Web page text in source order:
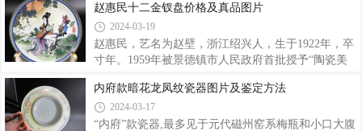
视写生，尤善以秃笔作粉彩山水。汪大沧对艺术的追
求是认真严格的，画任何一件作品，所要表现的题材
对象，他都要到生活中去感受和写生。他善于画浅
洗、盆、烛台、鱼缸等。小件器物丰富多彩，酒杯多
种多样，有套杯、卧足小杯、铃铛式小杯。形制较小
的器物有笔筒、冬瓜罐、鼻烟壶、鸟食罐等都较为新
颖，均为道光期间的典型器。新呈现形状像冬瓜
不是很精，进化论大小器皿方正锋芒清楚，线条不优
美，个别较蠢笨，瓶类上下份额不是很和谐，制造精
巧的器物很少。大清道光年制官窑瓷器底款图片赏
赵惠民十二金钗盘价格及真品图片
2024-03-19
赵惠民，艺名为赵壁，浙江绍兴人，生于1922年，卒
寸年。1959年被景德镇市人民政府首批授予“陶瓷美
江西分会会员，曾任景召镇市政协常委，景德镇市美
协理事。赵惠民习艺之初，以吴道子、仇英、周舫、
马骀、吴友如画家之画风画技为宗，又经专业培训，
内府款暗花龙凤纹瓷器图片及鉴定方法
2024-03-17
“内府”款瓷器,最多见于元代磁州窑系梅瓶和小口大腹